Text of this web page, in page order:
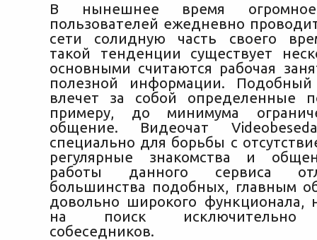
В нынешнее время огромное
пользователей ежедневно
сети солидную часть своего
такой тенденции существует
основными считаются рабочая
полезной информации.
влечет за собой определенные
примеру, до минимума
общение. Видеочат
специально для борьбы с
регулярные знакомства и
работы данного сервиса
большинства подобных, главным
довольно широкого функционала,
на поиск исключительно
собеседников.